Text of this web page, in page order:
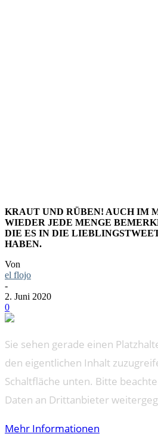
KRAUT UND RÜBEN! AUCH IM
WIEDER JEDE MENGE
DIE ES IN DIE
HABEN.
Von
el flojo
-
2. Juni 2020
0
Sie sehen gerade einen
den eigentlichen Inhalt
Schaltfläche unten. Bitte
Daten an Drittanbieter
Mehr Informationen